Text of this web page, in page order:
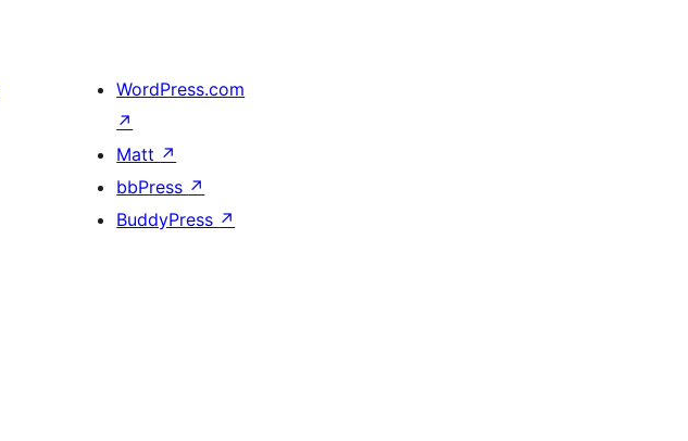
WordPress.com
↗
Matt ↗
bbPress ↗
BuddyPress ↗